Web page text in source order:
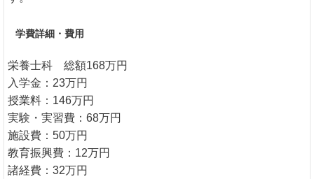
学費詳細・費用
栄養士科 総額168万円
入学金：23万円
授業料：146万円
実験・実習費：68万円
施設費：50万円
教育振興費：12万円
諸経費：32万円